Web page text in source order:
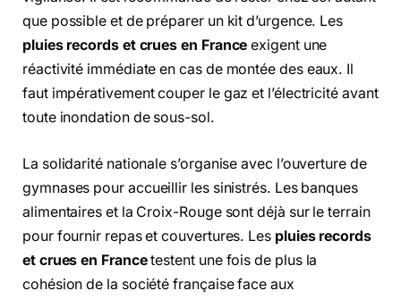
que possible et de préparer un kit d’urgence. Les
pluies records et crues en France exigent une
réactivité immédiate en cas de montée des eaux. Il
faut impérativement couper le gaz et l’électricité avant
toute inondation de sous-sol.
La solidarité nationale s’organise avec l’ouverture de
gymnases pour accueillir les sinistrés. Les banques
alimentaires et la Croix-Rouge sont déjà sur le terrain
pour fournir repas et couvertures. Les pluies records
et crues en Francetestent une fois de plus la
cohésion de la société française face aux